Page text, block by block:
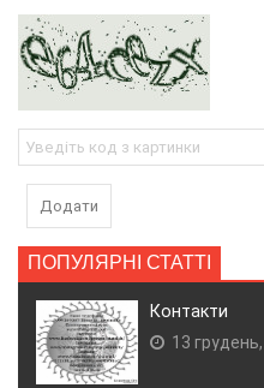
Додати
ПОПУЛЯРНІ СТАТТІ
Контакти
13